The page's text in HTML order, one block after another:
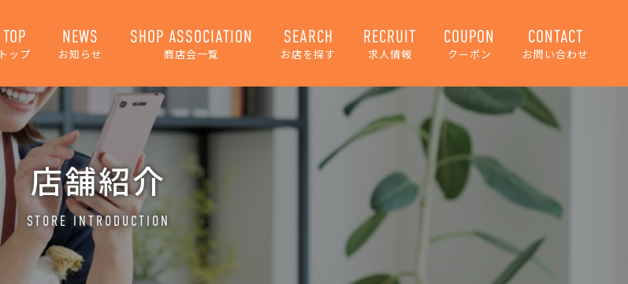
TOP
トップ
NEWS
お知らせ
SHOP ASSOCIATION
商店会一覧
SEARCH
お店を探す
RECRUIT
求人情報
COUPON
クーポン
CONTACT
お問い合わせ
店舗紹介
STORE INTRODUCTION